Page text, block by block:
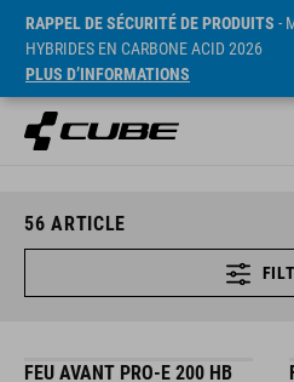
RAPPEL DE SÉCURITÉ DE PRODUITS -
HYBRIDES EN CARBONE ACID 2026
PLUS D’INFORMATIONS
56 ARTICLE
FEU AVANT PRO-E 200 HB